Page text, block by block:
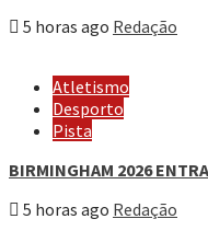
5 horas ago Redação
Atletismo
Desporto
Pista
BIRMINGHAM 2026
5 horas ago Redação